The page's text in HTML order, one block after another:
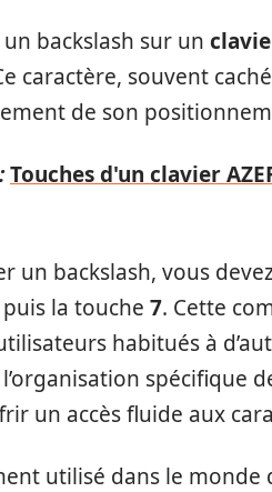
un backslash sur un
caractère, souvent
de son
Touches d'un clavier
un backslash, vous
puis la touche 7. Cette
habitués à
spécifique
un accès fluide aux
utilisé dans le monde